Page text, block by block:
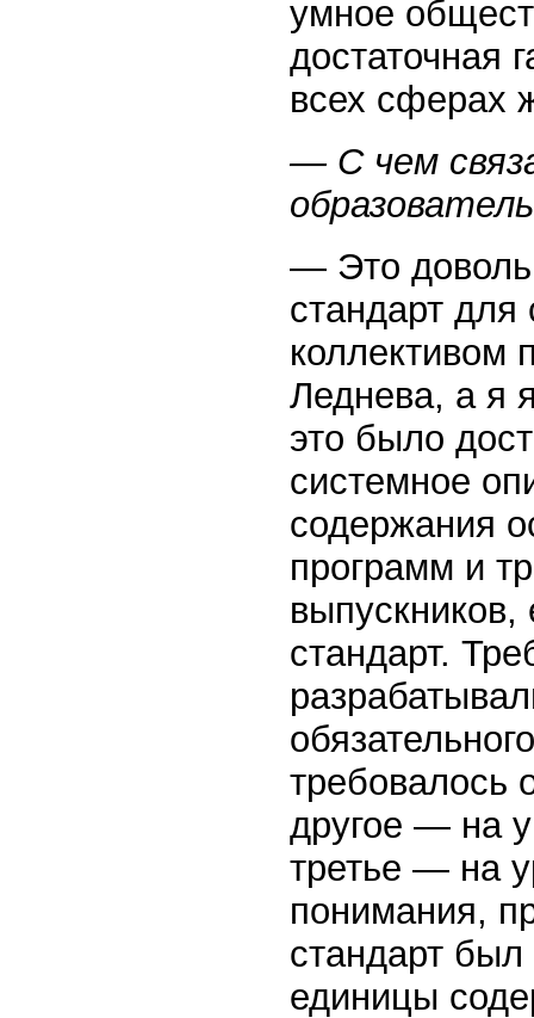
умное
достаточная
всех сферах
— С чем
— Это
стандарт
коллективом
Леднева, а я
это было
системное
содержания
программ и
стандарт.
требовалось
другое — на
третье — на
понимания,
стандарт
единицы